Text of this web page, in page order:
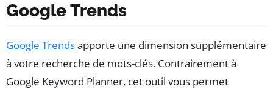
Google Trends
Google Trendsapporte une dimension supplémentaire
à votre recherche de mots-clés. Contrairement à
Google Keyword Planner, cet outil vous permet